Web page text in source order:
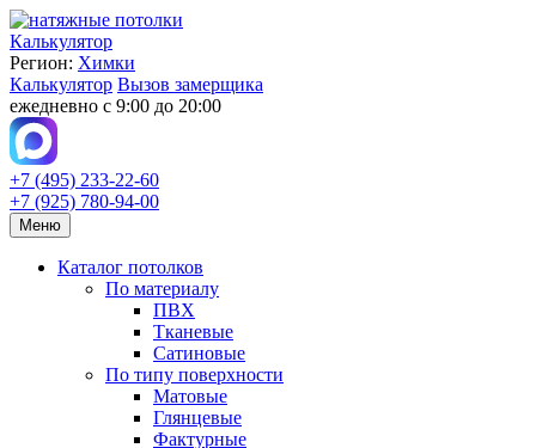
Калькулятор
Регион: Химки
Калькулятор Вызов замерщика
ежедневно с 9:00 до 20:00
+7 (495) 233-22-60
+7 (925) 780-94-00
Меню
Каталог потолков
По материалу
ПВХ
Тканевые
Сатиновые
По типу поверхности
Матовые
Глянцевые
Фактурные